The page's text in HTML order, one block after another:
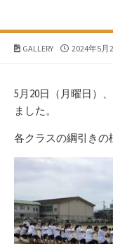
GALLERY
公
2024年5月
5月20日（月曜日）
ました。
各クラスの綱引きの